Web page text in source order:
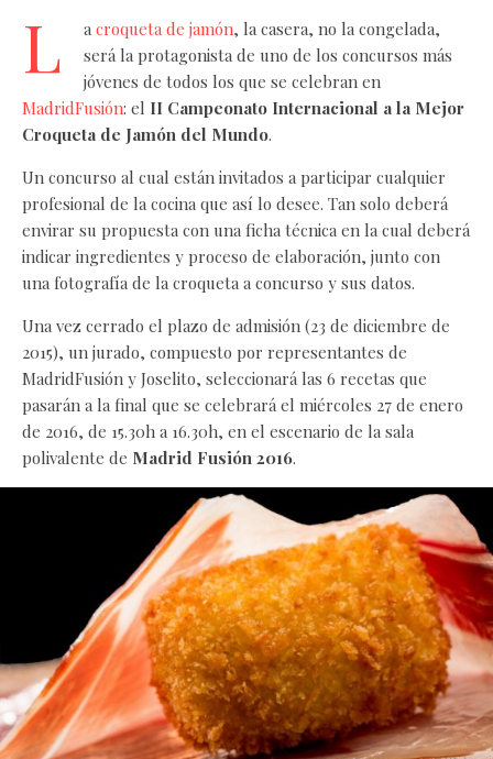
L a croqueta de jamón, la casera, no la congelada,
será la protagonista de uno de los concursos más
jóvenes de todos los que se celebran en
MadridFusión: el II Campeonato Internacional a la Mejor
Croqueta de Jamón del Mundo.
Un concurso al cual están invitados a participar cualquier
profesional de la cocina que así lo desee. Tan solo deberá
envirar su propuesta con una ficha técnica en la cual deberá
indicar ingredientes y proceso de elaboración, junto con
una fotografía de la croqueta a concurso y sus datos.
Una vez cerrado el plazo de admisión (23 de diciembre de
2015), un jurado, compuesto por representantes de
MadridFusión y Joselito, seleccionará las 6 recetas que
pasarán a la final que se celebrará el miércoles 27 de enero
de 2016, de 15.30h a 16.30h, en el escenario de la sala
polivalente de Madrid Fusión 2016.